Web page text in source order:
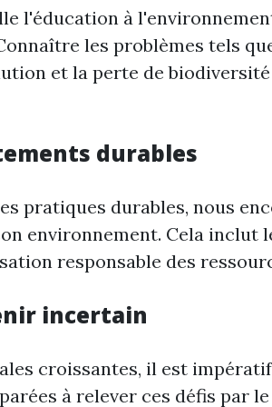
l'éducation à
les problèmes tels
et la perte de
durables
pratiques durables, nous
environnement. Cela inclut
responsable des
incertain
croissantes, il est
à relever ces défis par